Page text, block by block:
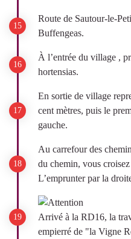
Route de Sautour-le-
Buffengeas.
À l’entrée du village ,
hortensias.
En sortie de village
cent mètres, puis le
gauche.
Au carrefour des
du chemin, vous
L’emprunter par la
Arrivé à la RD16, la
empierré de "la Vigne